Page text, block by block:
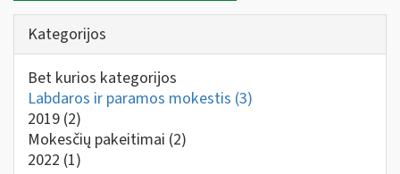
Kategorijos
Bet kurios kategorijos
Labdaros ir paramos mokestis (3)
2019 (2)
Mokesčių pakeitimai (2)
2022 (1)